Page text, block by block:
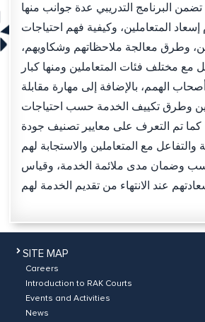
تضمن البرنامج التدريبي عدة جوانب منها
المتعاملين، وكيفية فهم احتياجات
وطرق معالجة ملاحظاتهم وشكاويهم،
مع مختلف فئات المتعاملين ومنها كبار
الهمم، بالإضافة إلى مهارة مقابلة
وطرق تكييف الخدمة حسب احتياجات
كما تم التعرف على معايير تصنيف جودة
مع المتعاملين والاستجابة لهم
وضمان مدى ملائمة الخدمة، وقياس
SITE MAP
Careers
Introduction to RAK Courts
Events and Activities
News